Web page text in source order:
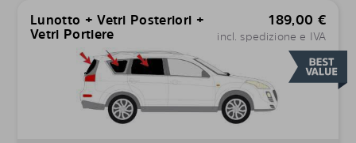
Lunotto + Vetri Posteriori +
Vetri Portiere
189,00 €
incl. spedizione e IVA